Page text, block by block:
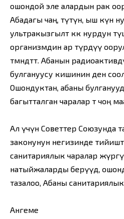
ошондой эле алардын рак
Абадагы чаң, түтүн, ыш күн
ультракызгылт көк нурдун
организмдин ар түрдүү
төмөндөтөт. Абанын
булгануусу кишинин ден
Ошондуктан, абаны
багытталган чаралар өтө чоң
Ал үчүн Советтер Союзунда
законунун негизинде
санитариялык чаралар
натыйжаларды берүүдө,
тазалоо, Абаны
Ангеме